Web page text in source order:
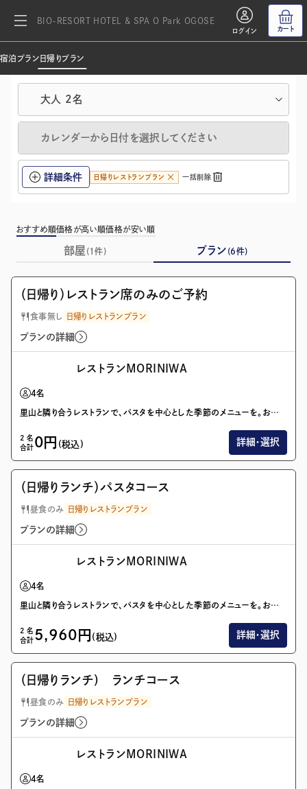
BIO-RESORT HOTEL & SPA O Park OGOSE
ログイン カート
宿泊プラン 日帰りプラン
大人 2名
カレンダーから日付を選択してください
詳細条件 日帰りレストランプラン 一括削除
部屋 (1件) プラン (6件)
おすすめ順価格が高い順価格が安い順
（日帰り）レストラン席のみのご予約
食事無し 日帰りレストランプラン
プランの詳細
レストランMORINIWA
4名
里山と隣り合うレストランで、パスタを中心とした季節のメニューを。お風呂とセットの利用で、日帰りのお出かけがより思い出深いものに。
2 名
合計 0円 (税込) 詳細・選択
画像を全て表示(1/1)
（日帰りランチ）パスタコース
昼食のみ 日帰りレストランプラン
プランの詳細
レストランMORINIWA
4名
里山と隣り合うレストランで、パスタを中心とした季節のメニューを。お風呂とセットの利用で、日帰りのお出かけがより思い出深いものに。
2 名
合計 5,960 円 (税込) 詳細・選択
画像を全て表示(1/1)
（日帰りランチ) ランチコース
昼食のみ 日帰りレストランプラン
プランの詳細
レストランMORINIWA
4名